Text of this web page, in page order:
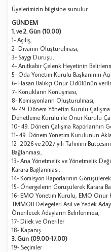
Üyelerimizin bilgisine sunulur.
GÜNDEM
1. ve 2. Gün (10.00)
1- Açılış,
2- Divanın Oluşturulması,
3- Saygı Duruşu,
4- Anıtkabir Çelenk Heyetinin
5- Oda Yönetim Kurulu Başkanının
6- Hasan Balıkçı Onur Ödülünün
7- Konukların Konuşması,
8- Komisyonların Oluşturulması,
9- 49. Dönem Yönetim Kurulu
Denetleme Kurulu ile Onur Kurulu
10- 49. Dönem Çalışma Raporlarının
11- 49. Dönem Yönetim Kurulunun
12- 2026 ve 2027 yılı Tahmini
Bağlanması,
13- Ana Yönetmelik ve Yönetmelik
Karara Bağlanması,
14- Komisyon Raporlarının
15- Önergelerin Görüşülerek Karara
16- EMO Yönetim Kurulu, EMO
TMMOB Delegeleri Asıl ve Yedek
Önerilecek Adayların Belirlenmesi,
17- Dilek ve Öneriler
18- Kapanış
3. Gün (09.00-17.00)
19- Seçimler